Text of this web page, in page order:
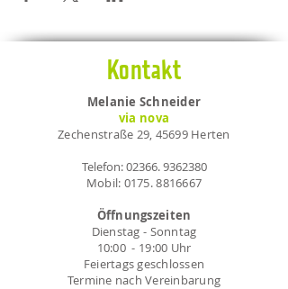
Kontakt
Melanie Schneider
via nova
Zechenstraße 29, 45699 Herten
Telefon:02366. 9362380
Mobil: 0175. 8816667
Öffnungszeiten
Dienstag - Sonntag
10:00 - 19:00 Uhr
Feiertags geschlossen
Termine nach Vereinbarung